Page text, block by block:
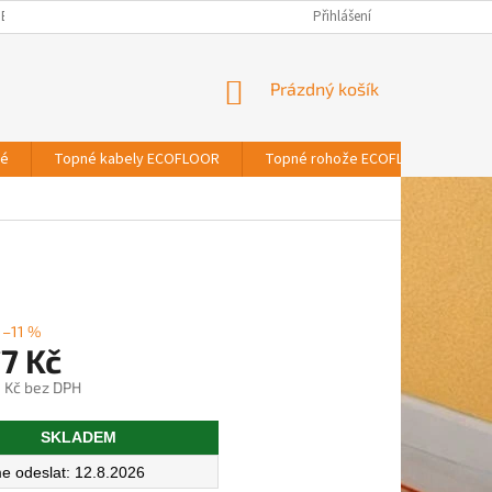
ÚDAJŮ Přihlášení
NÁKUPNÍ
Prázdný košík
Topné kabely ECOFLOOR Topné rohože ECOFLOOR
–11 %
Kč
bez DPH
SKLADEM
12.8.2026